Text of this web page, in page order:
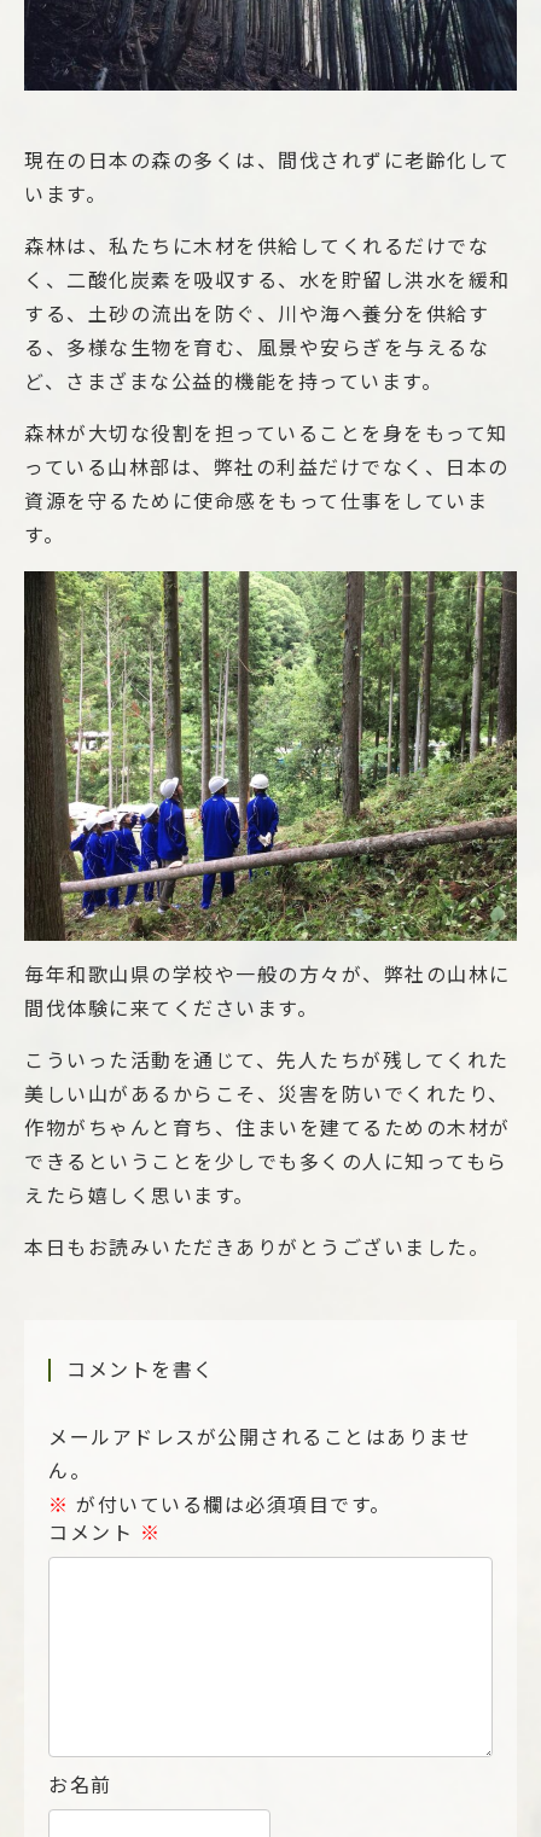
現在の日本の森の多くは、間伐されずに老齢化して
います。
森林は、私たちに木材を供給してくれるだけでな
く、二酸化炭素を吸収する、水を貯留し洪水を緩和
する、土砂の流出を防ぐ、川や海へ養分を供給す
る、多様な生物を育む、風景や安らぎを与えるな
ど、さまざまな公益的機能を持っています。
森林が大切な役割を担っていることを身をもって知
っている山林部は、弊社の利益だけでなく、日本の
資源を守るために使命感をもって仕事をしていま
す。
毎年和歌山県の学校や一般の方々が、弊社の山林に
間伐体験に来てくださいます。
こういった活動を通じて、先人たちが残してくれた
美しい山があるからこそ、災害を防いでくれたり、
作物がちゃんと育ち、住まいを建てるための木材が
できるということを少しでも多くの人に知ってもら
えたら嬉しく思います。
本日もお読みいただきありがとうございました。
コメントを書く
メールアドレスが公開されることはありませ
ん。
※ が付いている欄は必須項目です。
コメント ※
お名前